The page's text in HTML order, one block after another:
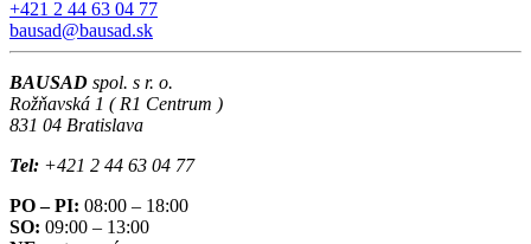
+421 2 44 63 04 77
bausad@bausad.sk
BAUSAD spol. s r. o.
Rožňavská 1 ( R1 Centrum )
831 04 Bratislava
Tel: +421 2 44 63 04 77
PO – PI: 08:00 – 18:00
SO: 09:00 – 13:00